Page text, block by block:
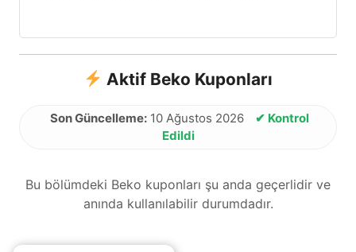
Aktif Beko Kuponları
Son Güncelleme: 10 Ağustos 2026
✔ Kontrol
Edildi
Bu bölümdeki Beko kuponları şu anda geçerlidir ve
anında kullanılabilir durumdadır.